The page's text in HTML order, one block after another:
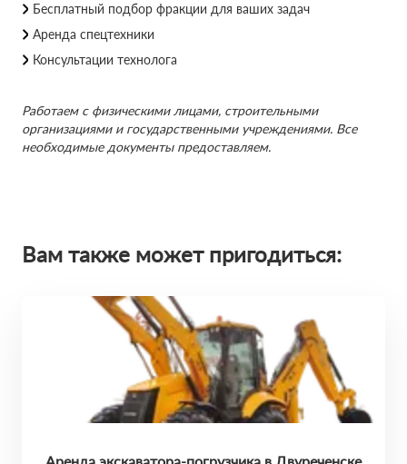
Бесплатный подбор фракции для ваших задач
Аренда спецтехники
Консультации технолога
Работаем с физическими лицами, строительными
организациями и государственными учреждениями. Все
необходимые документы предоставляем.
Вам также может пригодиться: